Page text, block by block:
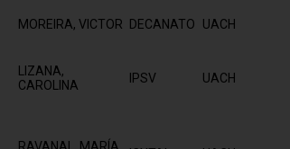
MOREIRA, VICTOR DECANATO UACH
LIZANA,
CAROLINA
IPSV UACH